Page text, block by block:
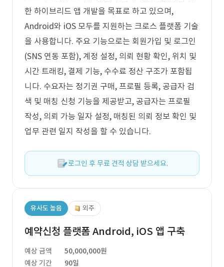
한 하이브리드 앱 개발을 목표로 하고 있으며,
Android와 iOS 모두를 지원하는 크로스 플랫폼 기술
을 사용합니다. 주요 기능으로는 회원가입 및 로그인
(SNS 연동 포함), 계정 설정, 의뢰 현황 확인, 위치 및
시간 트래킹, 결제 기능, 수수료 정산 구조가 포함됩
니다. 수요자는 정기권 구매, 프로필 등록, 공급자 검
색 및 매칭 신청 기능을 제공받고, 공급자는 프로필
작성, 의뢰 가능 일자 설정, 매칭된 의뢰 정보 확인 및
업무 관련 일지 작성을 할 수 있습니다.
로그인 후 무료 견적 상담 받으세요.
유사도 높음 외주
예약신청 플랫폼 Android, iOS 앱 구축
예상 금액
50,000,000원
예상 기간
90일